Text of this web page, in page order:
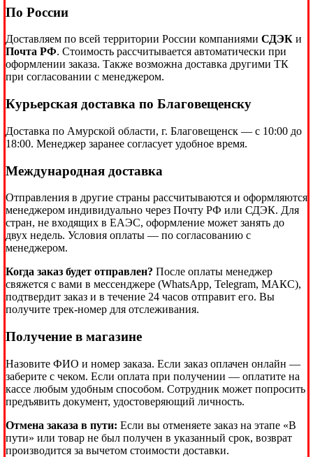
По России
Доставляем по всей территории России компаниями СДЭК и
Почта РФ. Стоимость рассчитывается автоматически при
оформлении заказа. Также возможна доставка другими ТК
при согласовании с менеджером.
Курьерская доставка по Благовещенску
Доставка по Амурской области, г. Благовещенск — с 10:00 до
18:00. Менеджер заранее согласует удобное время.
Международная доставка
Отправления в другие страны рассчитываются и оформляются
менеджером индивидуально через Почту РФ или СДЭК. Для
стран, не входящих в ЕАЭС, оформление может занять до
двух недель. Условия оплаты — по согласованию с
менеджером.
Когда заказ будет отправлен? После оплаты менеджер
свяжется с вами в мессенджере (WhatsApp, Telegram, МАКС),
подтвердит заказ и в течение 24 часов отправит его. Вы
получите трек-номер для отслеживания.
Получение в магазине
Назовите ФИО и номер заказа. Если заказ оплачен онлайн —
заберите с чеком. Если оплата при получении — оплатите на
кассе любым удобным способом. Сотрудник может попросить
предъявить документ, удостоверяющий личность.
Отмена заказа в пути: Если вы отменяете заказ на этапе «В
пути» или товар не был получен в указанный срок, возврат
производится за вычетом стоимости доставки.